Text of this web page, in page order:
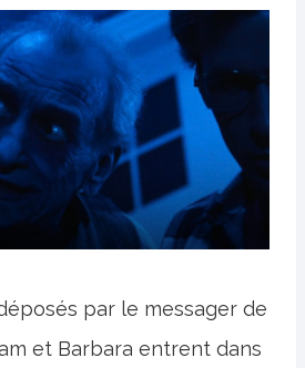
par le messager de
et Barbara entrent dans